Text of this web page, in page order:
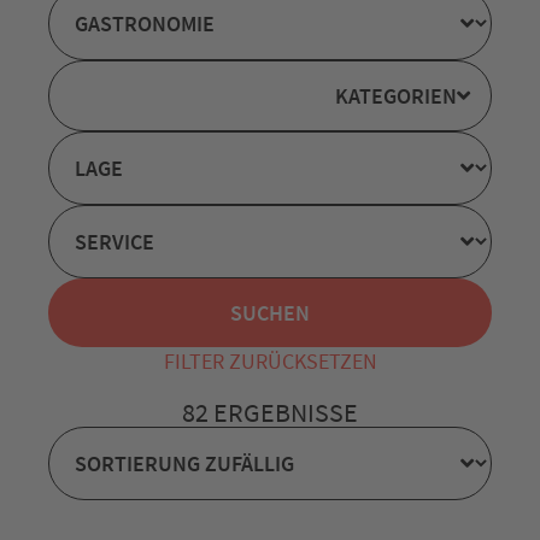
KATEGORIEN
FILTER ZURÜCKSETZEN
82 ERGEBNISSE